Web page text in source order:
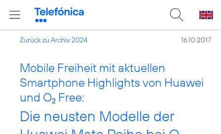
Zurück zu Archiv 2024 16.10.2017
Mobile Freiheit mit aktuellen
Smartphone Highlights von Huawei
und O2 Free:
Die neusten Modelle der